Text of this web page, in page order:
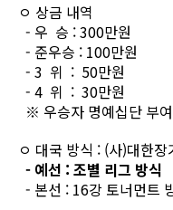
ㅇ 상금 내역
- 우 승 : 300만원
- 준우승 : 100만원
- 3 위 : 50만원
- 4 위 : 30만원
※ 우승자 명예십단 부여
ㅇ 대국 방식 : (사)대한
- 예선 : 조별 리그 방식
- 본선 : 16강 토너먼트